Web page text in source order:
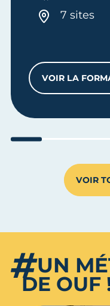
EN
7 sites
VOIR LA CAP
VOIR
#UN
DE OUF